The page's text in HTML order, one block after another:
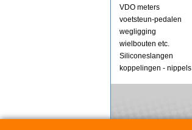
VDO meters
voetsteun-pedalen
wegligging
wielbouten etc.
Siliconeslangen
koppelingen - nippels